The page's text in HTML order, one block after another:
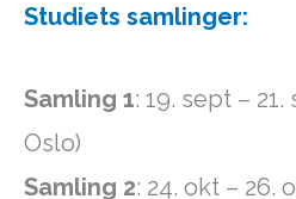
Studiets samlinger:
Samling 1: 19. sept –
Oslo)
Samling 2: 24. okt – 26.